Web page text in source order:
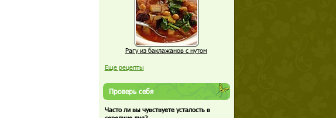
Рагу из баклажанов с нутом
Еще рецепты
Проверь себя
Часто ли вы чувствуете усталость в